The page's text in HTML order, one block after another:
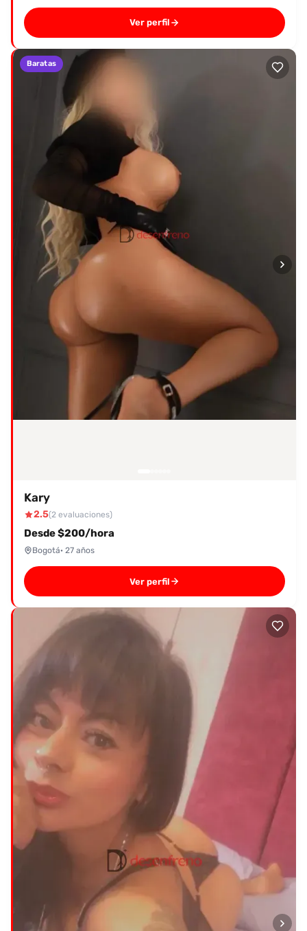
Ver perfil
Baratas
Kary
2.5(2 evaluaciones)
Desde $200/hora
Bogotá· 27 años
Ver perfil